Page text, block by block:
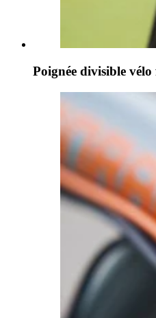
Poignée divisible